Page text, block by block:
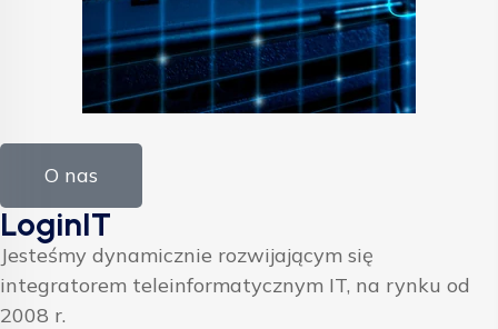
O nas
LoginIT
Jesteśmy dynamicznie rozwijającym się
integratorem teleinformatycznym IT, na rynku od
2008 r.